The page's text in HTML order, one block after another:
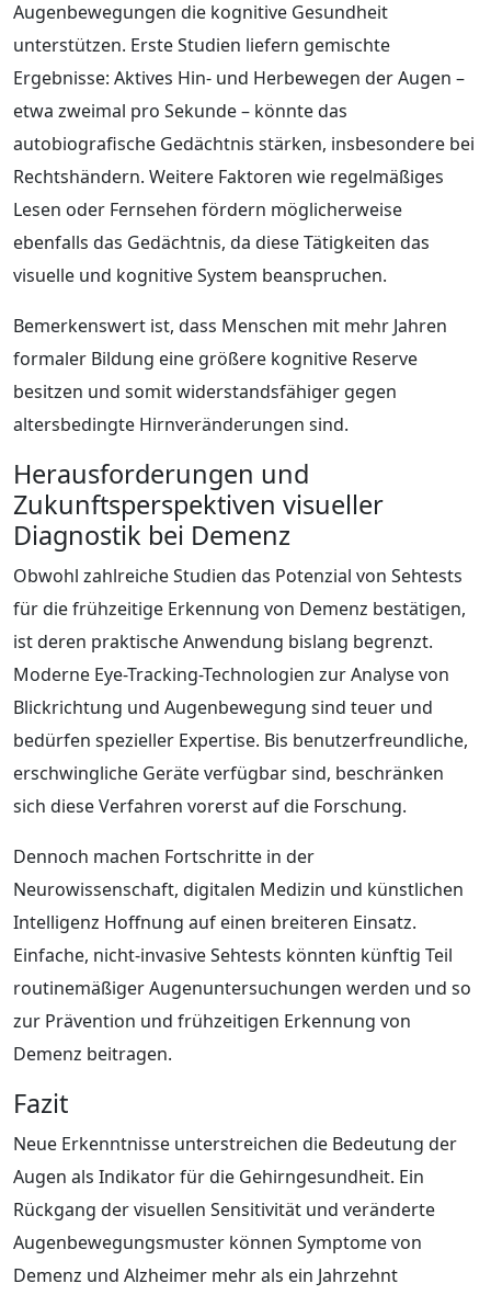
Augenbewegungen die kognitive Gesundheit
unterstützen. Erste Studien liefern gemischte
Ergebnisse: Aktives Hin- und Herbewegen der Augen –
etwa zweimal pro Sekunde – könnte das
autobiografische Gedächtnis stärken, insbesondere bei
Rechtshändern. Weitere Faktoren wie regelmäßiges
Lesen oder Fernsehen fördern möglicherweise
ebenfalls das Gedächtnis, da diese Tätigkeiten das
visuelle und kognitive System beanspruchen.
Bemerkenswert ist, dass Menschen mit mehr Jahren
formaler Bildung eine größere kognitive Reserve
besitzen und somit widerstandsfähiger gegen
altersbedingte Hirnveränderungen sind.
Herausforderungen und
Zukunftsperspektiven visueller
Diagnostik bei Demenz
Obwohl zahlreiche Studien das Potenzial von Sehtests
für die frühzeitige Erkennung von Demenz bestätigen,
ist deren praktische Anwendung bislang begrenzt.
Moderne Eye-Tracking-Technologien zur Analyse von
Blickrichtung und Augenbewegung sind teuer und
bedürfen spezieller Expertise. Bis benutzerfreundliche,
erschwingliche Geräte verfügbar sind, beschränken
sich diese Verfahren vorerst auf die Forschung.
Dennoch machen Fortschritte in der
Neurowissenschaft, digitalen Medizin und künstlichen
Intelligenz Hoffnung auf einen breiteren Einsatz.
Einfache, nicht-invasive Sehtests könnten künftig Teil
routinemäßiger Augenuntersuchungen werden und so
zur Prävention und frühzeitigen Erkennung von
Demenz beitragen.
Fazit
Neue Erkenntnisse unterstreichen die Bedeutung der
Augen als Indikator für die Gehirngesundheit. Ein
Rückgang der visuellen Sensitivität und veränderte
Augenbewegungsmuster können Symptome von
Demenz und Alzheimer mehr als ein Jahrzehnt